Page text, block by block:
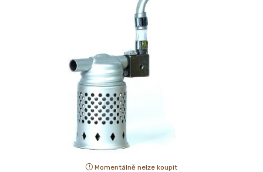
Momentálně nelze koupit